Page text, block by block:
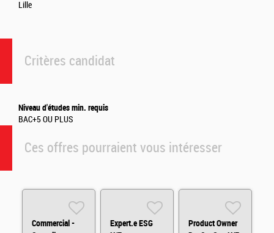
Lille
Critères candidat
Niveau d'études min. requis
BAC+5 OU PLUS
Ces offres pourraient vous intéresser
Commercial -
Expert.e ESG
Product Owner